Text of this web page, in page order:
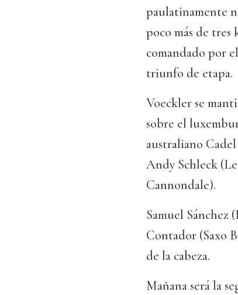
paulatinamente
poco más de
comandado por
triunfo de etapa.
Voeckler se
sobre el
australiano
Andy Schleck
Cannondale).
Samuel Sánchez
Contador (Saxo
de la cabeza.
Mañana será la